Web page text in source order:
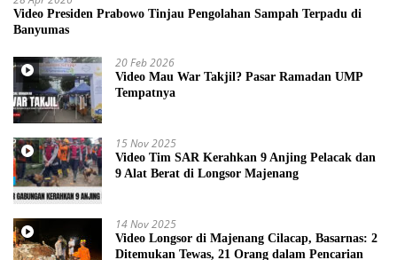
Video Presiden Prabowo Tinjau Pengolahan Sampah Terpadu di
Banyumas
20 Feb 2026
Video Mau War Takjil? Pasar Ramadan UMP
Tempatnya
15 Nov 2025
Video Tim SAR Kerahkan 9 Anjing Pelacak dan
9 Alat Berat di Longsor Majenang
14 Nov 2025
Video Longsor di Majenang Cilacap, Basarnas: 2
Ditemukan Tewas, 21 Orang dalam Pencarian